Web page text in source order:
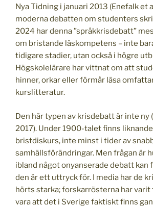
Nya Tidning i januari 2013 (Enefalk et
moderna debatten om studenters
2024 har denna ”språkkrisdebatt”
om bristande läskompetens – inte
tidigare stadier, utan också i högre
Högskolelärare har vittnat om att
hinner, orkar eller förmår läsa
kurslitteratur.
Den här typen av krisdebatt är inte ny
2017). Under 1900-talet finns
bristdiskurs, inte minst i tider av
samhällsförändringar. Men frågan är
ibland något onyanserade debatt kan
den är ett uttryck för. I media har de
hörts starka; forskarrösterna har varit
vara att det i Sverige faktiskt finns